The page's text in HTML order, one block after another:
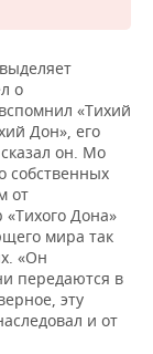
о
«Тихий
Дон», его
он. Мо
собственных
от
Дона»
мира так
«Он
передаются в
эту
и от